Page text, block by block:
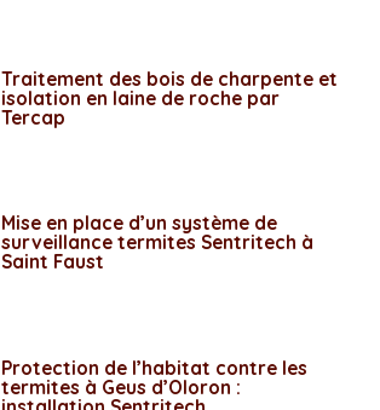
Traitement des bois de charpente et
isolation en laine de roche par
Tercap
Mise en place d’un système de
surveillance termites Sentritech à
Saint Faust
Protection de l’habitat contre les
termites à Geus d’Oloron :